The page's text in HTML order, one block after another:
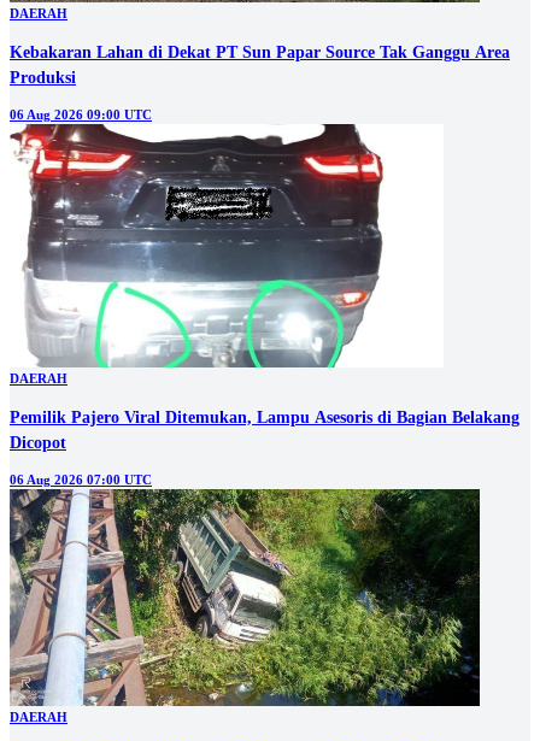
DAERAH
Kebakaran Lahan di Dekat PT Sun Papar Source Tak Ganggu Area
Produksi
06 Aug 2026 09:00 UTC
DAERAH
Pemilik Pajero Viral Ditemukan, Lampu Asesoris di Bagian Belakang
Dicopot
06 Aug 2026 07:00 UTC
DAERAH